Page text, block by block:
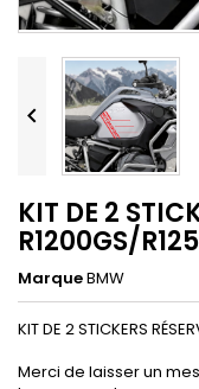

KIT DE 2
R1200GS/
MarqueBMW
KIT DE 2 STICKERS
Merci de laisser un